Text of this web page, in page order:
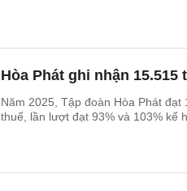
Hòa Phát ghi nhận
Năm 2025, Tập đoàn Hòa Phát
thuế, lần lượt đạt 93% và 103% kế